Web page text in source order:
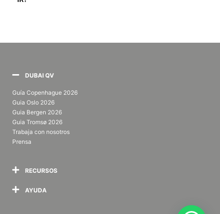
DUBAI QV
Guía Copenhague 2026
Guia Oslo 2026
Guia Bergen 2026
Guia Tromsø 2026
Trabaja con nosotros
Prensa
RECURSOS
AYUDA